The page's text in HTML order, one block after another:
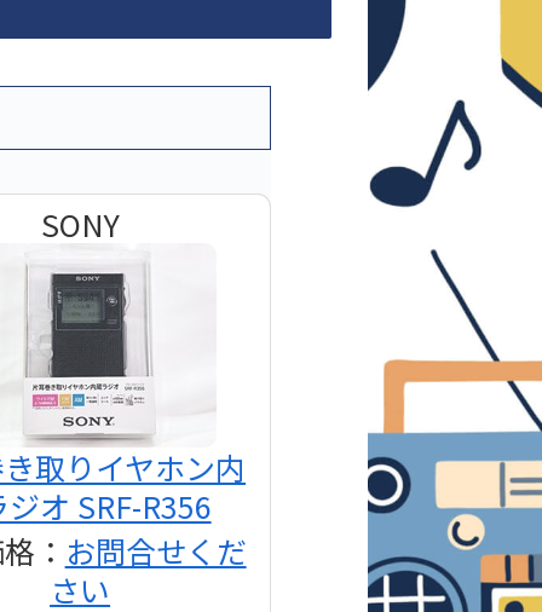
SONY
取りイヤホン内
オ SRF-R356
： お問合せくだ
さい